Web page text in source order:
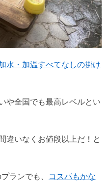
水・加温すべてなしの掛け
や全国でも最高レベルとい
違いなくお値段以上だ！と
ランでも、
コスパもかな